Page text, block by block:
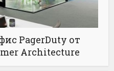
PagerDuty от
Architecture